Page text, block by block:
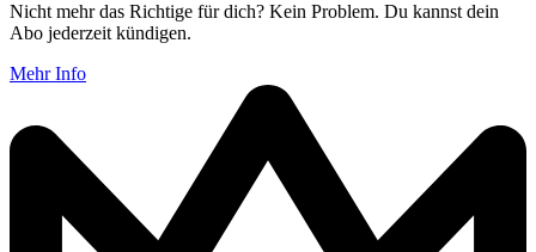
Nicht mehr das Richtige für dich? Kein Problem. Du kannst dein
Abo jederzeit kündigen.
Mehr Info